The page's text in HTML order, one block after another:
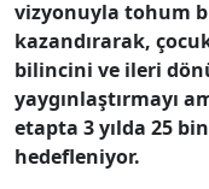
vizyonuyla tohum
kazandırarak,
bilincini ve ileri
yaygınlaştırmayı
etapta 3 yılda 25
hedefleniyor.